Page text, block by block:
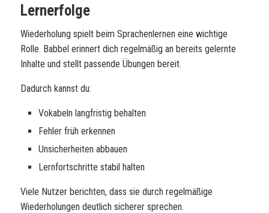
Lernerfolge
Wiederholung spielt beim Sprachenlernen eine wichtige
Rolle. Babbel erinnert dich regelmäßig an bereits gelernte
Inhalte und stellt passende Übungen bereit.
Dadurch kannst du:
Vokabeln langfristig behalten
Fehler früh erkennen
Unsicherheiten abbauen
Lernfortschritte stabil halten
Viele Nutzer berichten, dass sie durch regelmäßige
Wiederholungen deutlich sicherer sprechen.